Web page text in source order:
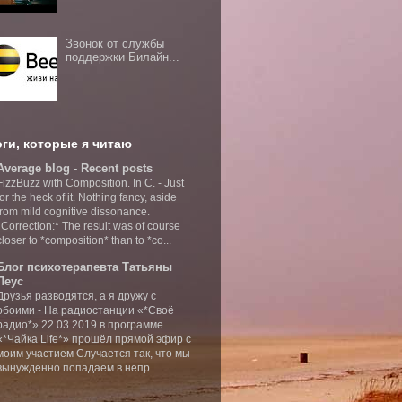
Звонок от службы
поддержки Билайн...
которые я читаю
blog - Recent posts
with Composition. In C. - Just
the heck of it. Nothing fancy, aside
mild cognitive dissonance.
The result was of course
to *composition* than to *co...
психотерапевта Татьяны
разводятся, а я дружу с
- На радиостанции «*Своё
22.03.2019 в программе
Life*» прошёл прямой эфир с
участием Случается так, что мы
попадаем в непр...